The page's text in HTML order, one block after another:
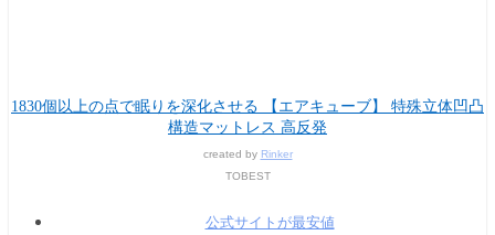
1830個以上の点で眠りを深化させる 【エアキューブ】 特殊立体凹凸
構造マットレス 高反発
created by Rinker
TOBEST
公式サイトが最安値